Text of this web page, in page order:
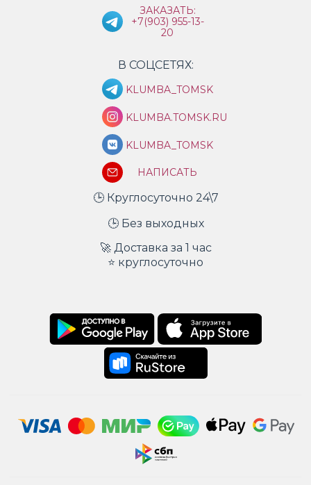
ЗАКАЗАТЬ:
+7(903) 955-13-
20
В СОЦСЕТЯХ:
KLUMBA_TOMSK
KLUMBA.TOMSK.RU
KLUMBA_TOMSK
НАПИСАТЬ
🕒 Круглосуточно 24\7
🕒 Без выходных
🚀 Доставка за 1 час
⭐ круглосуточно